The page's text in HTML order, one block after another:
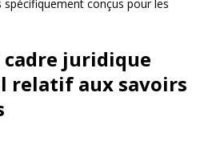
conçus pour les
juridique
relatif aux savoirs